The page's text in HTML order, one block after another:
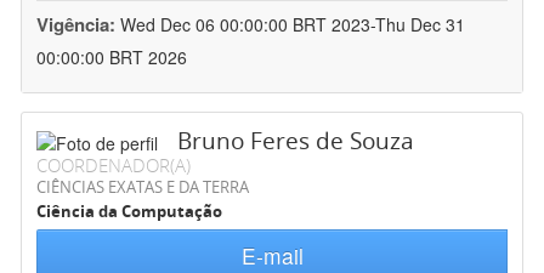
Vigência: Wed Dec 06 00:00:00 BRT 2023-Thu Dec 31
00:00:00 BRT 2026
Bruno Feres de Souza
COORDENADOR(A)
CIÊNCIAS EXATAS E DA TERRA
Ciência da Computação
E-mail